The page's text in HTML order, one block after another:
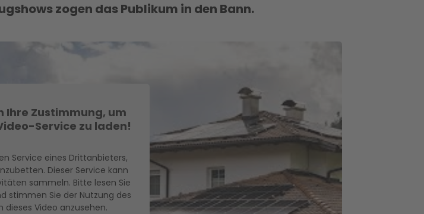
zogen das Publikum in den Bann.
Ihre Zustimmung, um
Service zu laden!
Service eines Drittanbieters,
Dieser Service kann
sammeln. Bitte lesen Sie
stimmen Sie der Nutzung des
dieses Video anzusehen.